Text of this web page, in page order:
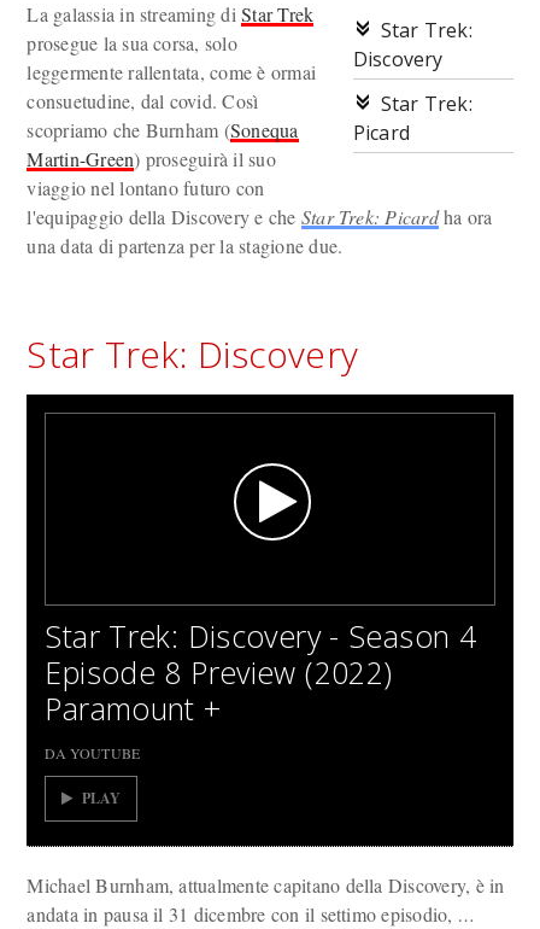
Star Trek:
Discovery
Star Trek:
Picard
La galassia in streaming diStar Trek
prosegue la sua corsa, solo
leggermente rallentata, come è ormai
consuetudine, dal covid. Così
scopriamo che Burnham (Sonequa
Martin-Green) proseguirà il suo
viaggio nel lontano futuro con
l'equipaggio della Discovery e che Star Trek: Picardha ora
una data di partenza per la stagione due.
Star Trek: Discovery
Star Trek: Discovery - Season 4
Episode 8 Preview (2022)
Paramount +
DA YOUTUBE
PLAY
Michael Burnham, attualmente capitano della Discovery, è in
andata in pausa il 31 dicembre con il settimo episodio, …